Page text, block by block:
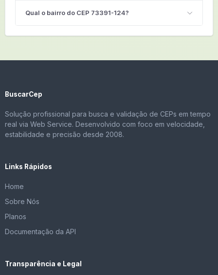
Qual o bairro do CEP 73391-124?
BuscarCep
Solução profissional para busca e validação de CEPs em tempo
real via Web Service. Desenvolvido com foco em velocidade,
estabilidade e precisão desde 2008.
Links Rápidos
Home
Sobre Nós
Planos
Documentação da API
Transparência e Legal